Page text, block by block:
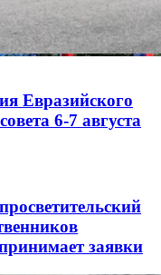
Евразийского
6-7 августа
заявки